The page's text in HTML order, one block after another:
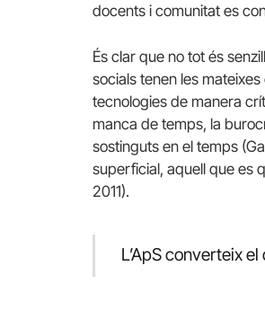
docents i comunitat es
És clar que no tot és
socials tenen les
tecnologies de manera
manca de temps, la
sostinguts en el temps
superficial, aquell que es
2011).
L’ApS converteix